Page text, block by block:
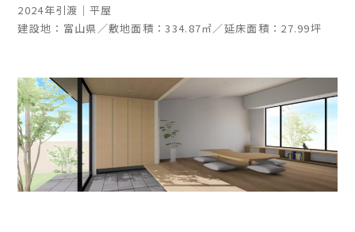
2024年引渡｜平屋
建設地：富山県／敷地面積：334.87㎡／延床面積：27.99坪